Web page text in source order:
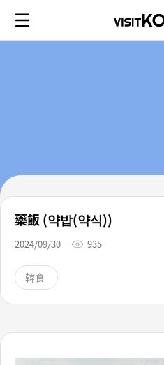
藥飯 (약밥(약식))
2024/09/30 935
韓食